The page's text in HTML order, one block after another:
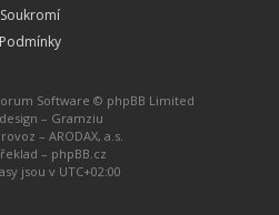
Soukromí
Podmínky
Software © phpBB Limited
– Gramziu
– ARODAX, a.s.
– phpBB.cz
jsou v UTC+02:00